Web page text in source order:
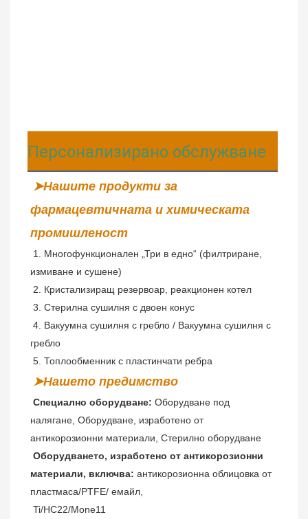
Персонализирано обслужване
➤Нашите продукти за
фармацевтичната и химическата
промишленост
измиване и сушене)
2. Кристализиращ резервоар, реакционен котел
3. Стерилна сушилня с двоен конус
4. Вакуумна сушилня с гребло / Вакуумна сушилня с
гребло
5. Топлообменник с пластинчати ребра
➤Нашето предимство
Специално оборудване: Оборудване под
налягане, Оборудване, изработено от
антикорозионни материали, Стерилно оборудване
Оборудването, изработено от антикорозионни
материали, включва: антикорозионна облицовка от
пластмаса/PTFE/ емайл,
Ti/HC22/Mone11